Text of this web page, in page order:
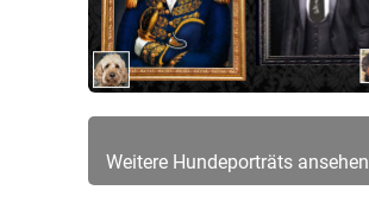
Weitere Hundeporträts ansehen